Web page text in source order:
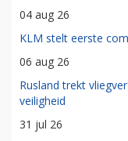
04 aug 26
KLM stelt eerste
06 aug 26
Rusland trekt
veiligheid
31 jul 26